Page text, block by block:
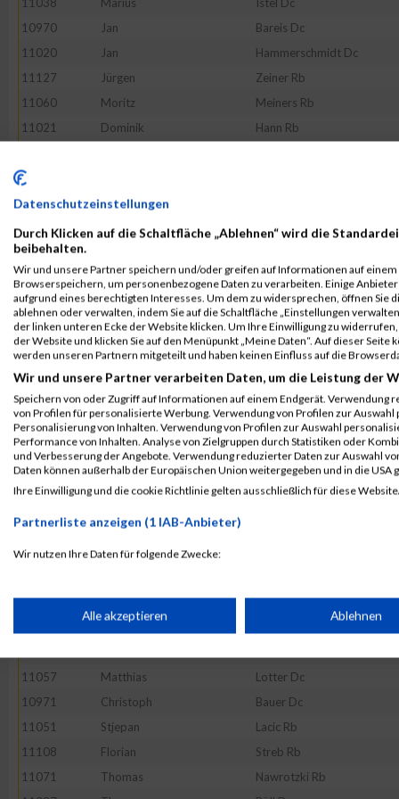
10970
Jan Bareis Dc
11020
Jan Hammerschmidt Dc
11127
Jürgen Zeiner Rb
11060
Moritz Meiners Rb
11021
Dominik Hann Rb
11114
11029
Dominik
10983
Christian Botz Dc
11041
11094
Jürgen Schönlein Rb
11070
Julius Muntau Rb
11028
Arthur Heim Rb
11054
Christian Leinauer Rb
10981
Sabine Böhm Rb
11116
Patrick Weimann Rb
11045
Thomas König Rb
11027
Roman Heidenreich Rb
11120
Michael Winter Rb
11077
Stefan
10966
Erdogan
11049
Peter Kuschkowitz Rb
Robert
11057
Matthias Lotter Dc
10971
Christoph Bauer Dc
11051
Stjepan Lacic Rb
11108
Florian Streb Rb
11071
Thomas Nawrotzki Rb
Datenschutzeinstellungen
Durch Klicken auf die Schaltfläche „Ablehnen“ wird die
beibehalten.
Wir und unsere Partner speichern und/oder greifen auf Informationen auf einem
Browserspeichern, um personenbezogene Daten zu verarbeiten. Einige
aufgrund eines berechtigten Interesses. Um dem zu widersprechen, öffnen Sie
ablehnen oder verwalten, indem Sie auf die Schaltfläche „Einstellungen
der linken unteren Ecke der Website klicken. Um Ihre Einwilligung zu
der Website und klicken Sie auf den Menüpunkt „Meine Daten“. Auf dieser
werden unseren Partnern mitgeteilt und haben keinen Einfluss auf die
Wir und unsere Partner verarbeiten Daten, um die Leistung der
Speichern von oder Zugriff auf Informationen auf einem Endgerät. Verwendung
von Profilen für personalisierte Werbung. Verwendung von Profilen zur
Personalisierung von Inhalten. Verwendung von Profilen zur Auswahl
Performance von Inhalten. Analyse von Zielgruppen durch Statistiken oder
und Verbesserung der Angebote. Verwendung reduzierter Daten zur Auswahl
Daten können außerhalb der Europäischen Union weitergegeben und in die USA
Ihre Einwilligung und die cookie Richtlinie gelten ausschließlich für diese
Partnerliste anzeigen (1 IAB-Anbieter)
Wir nutzen Ihre Daten für folgende Zwecke:
Speichern von oder Zugriff auf Informationen auf einem
Erstellung von Profilen für personalisierte Werbung
Verwendung von Profilen zur Auswahl personalisierter Werbung
Alle akzeptieren Ablehnen